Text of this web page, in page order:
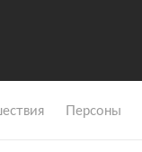
Персоны